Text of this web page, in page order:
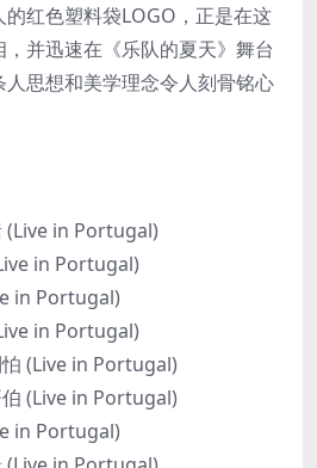
红色塑料袋LOGO，正是在这
并迅速在《乐队的夏天》舞台
思想和美学理念令人刻骨铭心
(Live in Portugal)
in Portugal)
in Portugal)
in Portugal)
(Live in Portugal)
(Live in Portugal)
in Portugal)